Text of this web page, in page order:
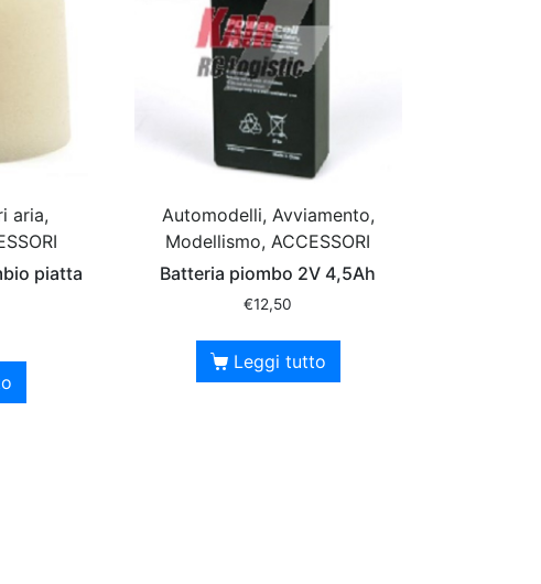
aria,
piatta
Automodelli, Avviamento,
Modellismo, ACCESSORI
Batteria piombo 2V 4,5Ah
€12,50
Leggi tutto